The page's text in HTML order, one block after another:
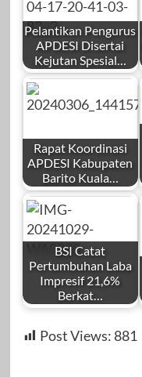
Pelantikan Pengurus
APDESI Disertai
Kejutan Spesial…
Rapat Koordinasi
APDESI Kabupaten
Barito Kuala…
BSI Catat
Pertumbuhan Laba
Impresif 21,6%
Berkat…
Post Views: 881